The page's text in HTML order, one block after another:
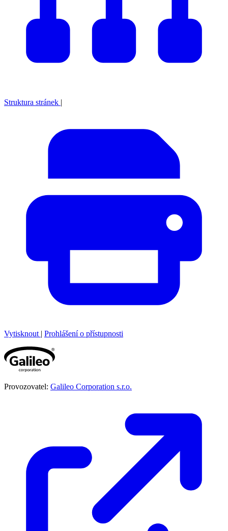
Struktura stránek |
Vytisknout | Prohlášení o přístupnosti
Provozovatel: Galileo Corporation s.r.o.